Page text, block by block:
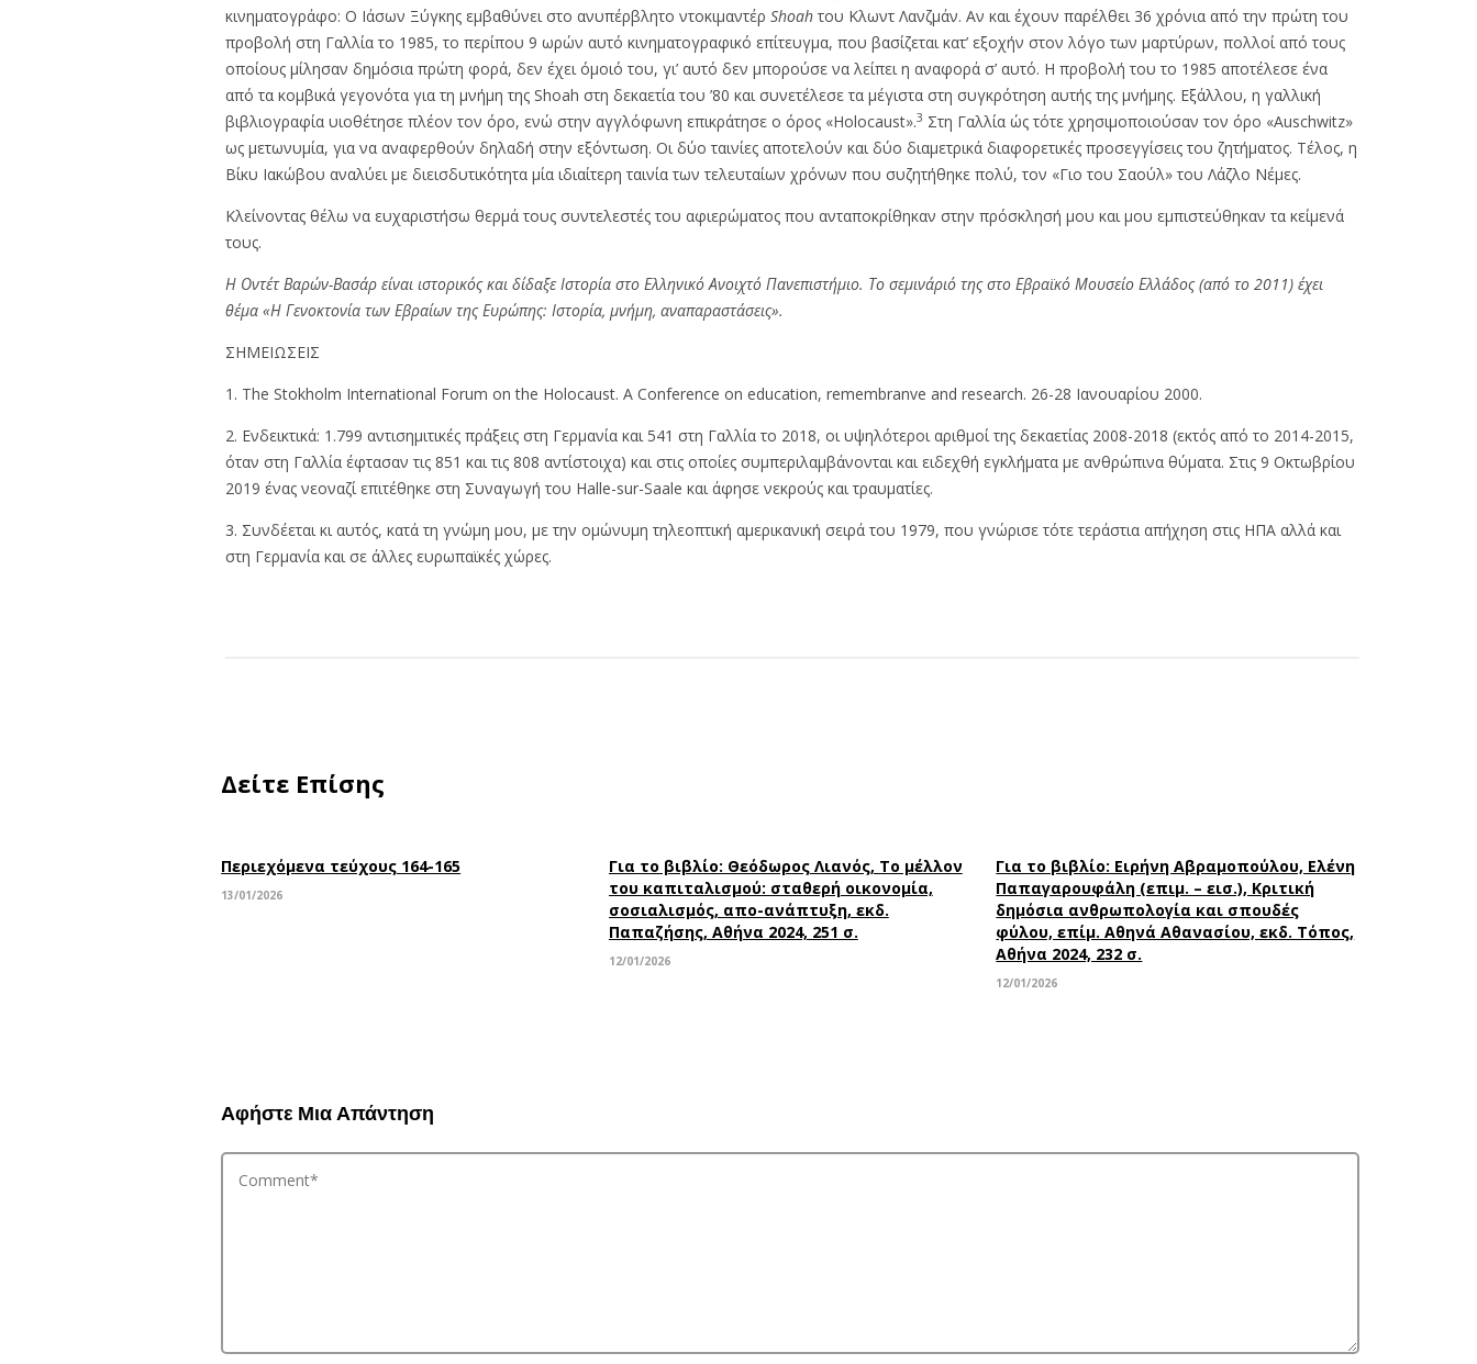
κινηματογράφο: Ο Ιάσων Ξύγκης εμβαθύνει στο ανυπέρβλητο ντοκιμαντέρ Shoahτου Κλωντ Λανζμάν. Αν και έχουν παρέλθει 36 χρόνια από την πρώτη του
προβολή στη Γαλλία το 1985, το περίπου 9 ωρών αυτό κινηματογραφικό επίτευγμα, που βασίζεται κατ’ εξοχήν στον λόγο των μαρτύρων, πολλοί από τους
οποίους μίλησαν δημόσια πρώτη φορά, δεν έχει όμοιό του, γι’ αυτό δεν μπορούσε να λείπει η αναφορά σ’ αυτό. Η προβολή του το 1985 αποτέλεσε ένα
από τα κομβικά γεγονότα για τη μνήμη της Shoah στη δεκαετία του ’80 και συνετέλεσε τα μέγιστα στη συγκρότηση αυτής της μνήμης. Εξάλλου, η γαλλική
βιβλιογραφία υιοθέτησε πλέον τον όρο, ενώ στην αγγλόφωνη επικράτησε ο όρος «Holocaust».3 Στη Γαλλία ώς τότε χρησιμοποιούσαν τον όρο «Auschwitz»
ως μετωνυμία, για να αναφερθούν δηλαδή στην εξόντωση. Οι δύο ταινίες αποτελούν και δύο διαμετρικά διαφορετικές προσεγγίσεις του ζητήματος. Τέλος, η
Βίκυ Ιακώβου αναλύει με διεισδυτικότητα μία ιδιαίτερη ταινία των τελευταίων χρόνων που συζητήθηκε πολύ, τον «Γιο του Σαούλ» του Λάζλο Νέμες.
Κλείνοντας θέλω να ευχαριστήσω θερμά τους συντελεστές του αφιερώματος που ανταποκρίθηκαν στην πρόσκλησή μου και μου εμπιστεύθηκαν τα κείμενά
τους.
Η Οντέτ Βαρών-Βασάρ είναι ιστορικός και δίδαξε Ιστορία στο Ελληνικό Ανοιχτό Πανεπιστήμιο. Το σεμινάριό της στο Εβραϊκό Μουσείο Ελλάδος (από το 2011) έχει
θέμα «Η Γενοκτονία των Εβραίων της Ευρώπης: Ιστορία, μνήμη, αναπαραστάσεις».
ΣΗΜΕΙΩΣΕΙΣ
1. The Stokholm International Forum on the Holocaust. A Conference on education, remembranve and research. 26-28 Ιανουαρίου 2000.
2. Ενδεικτικά: 1.799 αντισημιτικές πράξεις στη Γερμανία και 541 στη Γαλλία το 2018, οι υψηλότεροι αριθμοί της δεκαετίας 2008-2018 (εκτός από το 2014-2015,
όταν στη Γαλλία έφτασαν τις 851 και τις 808 αντίστοιχα) και στις οποίες συμπεριλαμβάνονται και ειδεχθή εγκλήματα με ανθρώπινα θύματα. Στις 9 Οκτωβρίου
2019 ένας νεοναζί επιτέθηκε στη Συναγωγή του Halle-sur-Saale και άφησε νεκρούς και τραυματίες.
3. Συνδέεται κι αυτός, κατά τη γνώμη μου, με την ομώνυμη τηλεοπτική αμερικανική σειρά του 1979, που γνώρισε τότε τεράστια απήχηση στις ΗΠΑ αλλά και
στη Γερμανία και σε άλλες ευρωπαϊκές χώρες.
Δείτε Επίσης
Περιεχόμενα τεύχους 164-165
13/01/2026
Για το βιβλίο: Θεόδωρος Λιανός, Το μέλλον
του καπιταλισμού: σταθερή οικονομία,
σοσιαλισμός, απο-ανάπτυξη, εκδ.
Παπαζήσης, Αθήνα 2024, 251 σ.
12/01/2026
Για το βιβλίο: Ειρήνη Αβραμοπούλου, Ελένη
Παπαγαρουφάλη (επιμ. – εισ.), Κριτική
δημόσια ανθρωπολογία και σπουδές
φύλου, επίμ. Αθηνά Αθανασίου, εκδ. Τόπος,
Αθήνα 2024, 232 σ.
12/01/2026
Αφήστε Μια Απάντηση